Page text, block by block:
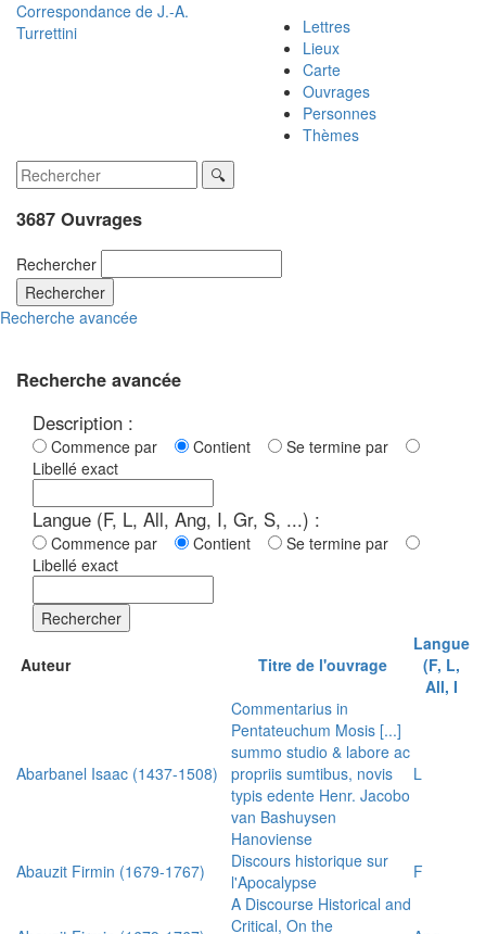
Correspondance de J.-A.
Turrettini
Lettres
Lieux
Carte
Ouvrages
Personnes
Thèmes
3687 Ouvrages
Rechercher
Rechercher
Recherche avancée
Recherche avancée
Description :
Commence par Contient
Se termine par
Libellé exact
Langue (F, L, All, Ang, I, Gr, S, ...) :
Commence par Contient
Se termine par
Libellé exact
Rechercher
Auteur Titre de l'ouvrage
Langue
(F, L,
All, I
Abarbanel Isaac (1437-1508)
Commentarius in
Pentateuchum Mosis [...]
summo studio & labore ac
propriis sumtibus, novis
typis edente Henr. Jacobo
van Bashuysen
Hanoviense
L
Abauzit Firmin (1679-1767)
Discours historique sur
l'Apocalypse
F
A Discourse Historical and
Critical, On the